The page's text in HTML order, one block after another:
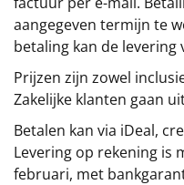
aangegeven termijn te
betaling kan de
Prijzen zijn zowel
Zakelijke klanten gaan
Betalen kan via iDeal,
Levering op rekening is
februari, met